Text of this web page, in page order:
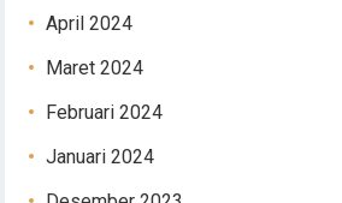
April 2024
Maret 2024
Februari 2024
Januari 2024